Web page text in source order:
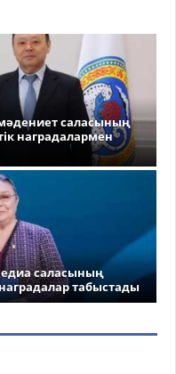
саласының
наградалармен
саласының
табыстады